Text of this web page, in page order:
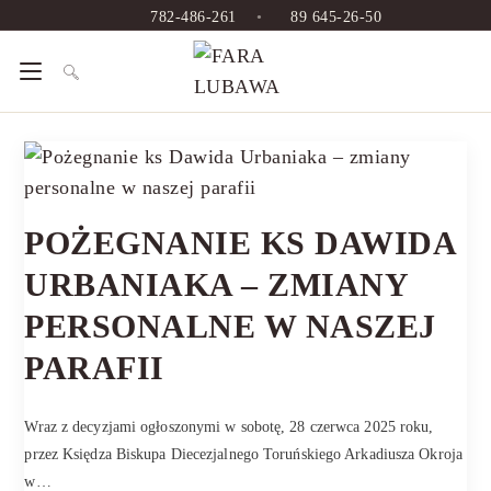
782-486-261 • 89 645-26-50
POŻEGNANIE KS DAWIDA
URBANIAKA – ZMIANY
PERSONALNE W NASZEJ
PARAFII
Wraz z decyzjami ogłoszonymi w sobotę, 28 czerwca 2025 roku,
przez Księdza Biskupa Diecezjalnego Toruńskiego Arkadiusza Okroja
w…